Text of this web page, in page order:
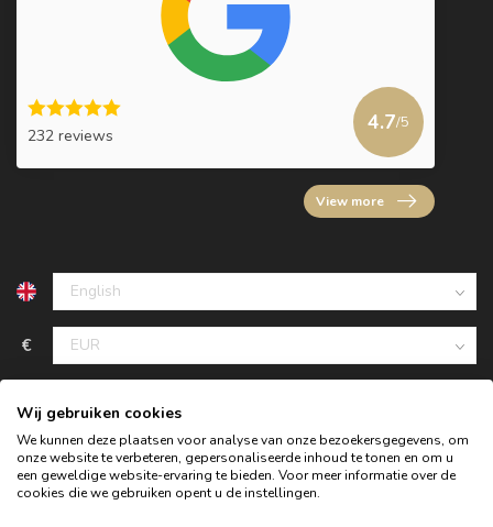
232 reviews
4.7/5
View more
€
Wij gebruiken cookies
We kunnen deze plaatsen voor analyse van onze bezoekersgegevens, om
onze website te verbeteren, gepersonaliseerde inhoud te tonen en om u
een geweldige website-ervaring te bieden. Voor meer informatie over de
cookies die we gebruiken opent u de instellingen.